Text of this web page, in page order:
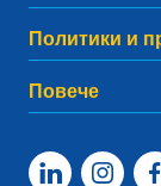
Политики и
Повече